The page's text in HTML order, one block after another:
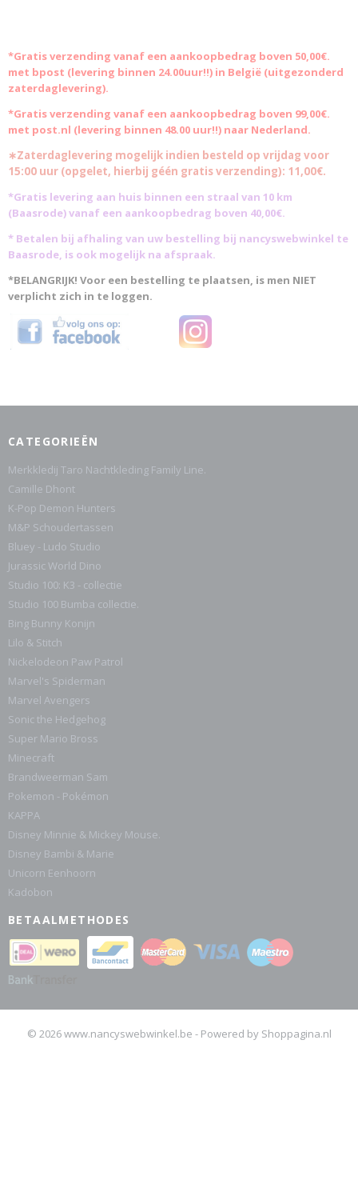
*Gratisverzending vanaf een aankoopbedrag boven 50,00€.
met bpost (levering binnen 24.00uur!!) in België (uitgezonderd
zaterdaglevering).
*Gratis verzending vanaf een aankoopbedrag boven 99,00€.
met post.nl (levering binnen 48.00 uur!!) naar Nederland.
∗Zaterdaglevering mogelijk indien besteld op vrijdag voor
15:00 uur (opgelet, hierbij géén gratis verzending): 11,00€.
*Gratis levering aan huis binnen een straal van 10 km
(Baasrode)vanaf een aankoopbedrag boven 40,00€.
* Betalen bij afhaling van uw bestelling bij nancyswebwinkel te
Baasrode, is ook mogelijk na afspraak.
*BELANGRIJK! Voor een bestelling te plaatsen, is men NIET
verplicht zich in te loggen.
CATEGORIEËN
Merkkledij Taro Nachtkleding Family Line.
Camille Dhont
K-Pop Demon Hunters
M&P Schoudertassen
Bluey - Ludo Studio
Jurassic World Dino
Studio 100: K3 - collectie
Studio 100 Bumba collectie.
Bing Bunny Konijn
Lilo & Stitch
Nickelodeon Paw Patrol
Marvel's Spiderman
Marvel Avengers
Sonic the Hedgehog
Super Mario Bross
Minecraft
Brandweerman Sam
Pokemon - Pokémon
KAPPA
Disney Minnie & Mickey Mouse.
Disney Bambi & Marie
Unicorn Eenhoorn
Kadobon
BETAALMETHODES
© 2026 www.nancyswebwinkel.be - Powered by Shoppagina.nl